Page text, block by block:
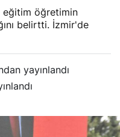
eğitim öğretimin
belirtti. İzmir'de
yayınlandı